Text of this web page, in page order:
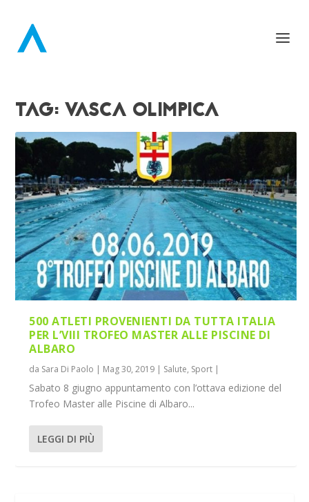
TAG: VASCA OLIMPICA
500 ATLETI PROVENIENTI DA TUTTA ITALIA
PER L’VIII TROFEO MASTER ALLE PISCINE DI
ALBARO
da Sara Di Paolo | Mag 30, 2019 | Salute, Sport |
Sabato 8 giugno appuntamento con l’ottava edizione del
Trofeo Master alle Piscine di Albaro...
LEGGI DI PIÙ